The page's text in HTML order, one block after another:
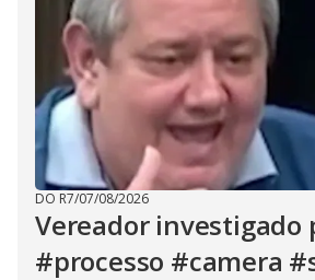
DO R7/07/08/2026
Vereador investigado
#processo #camera